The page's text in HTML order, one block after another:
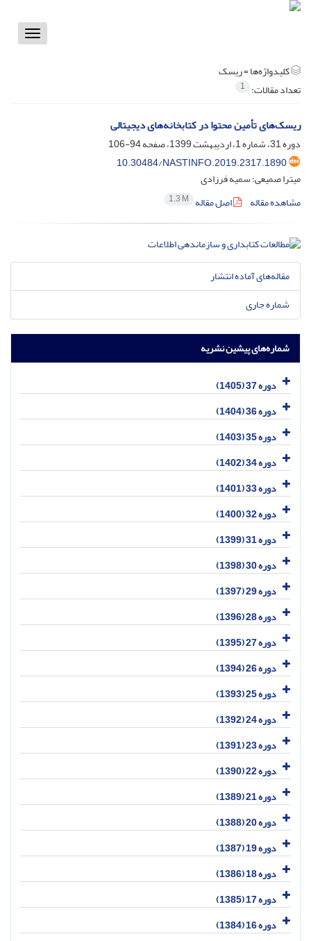
Toggle
کلیدواژه‌ها =ریسک
تعداد مقالات: 1
ریسک‌های تأمین محتوا در کتابخانه‌های دیجیتالی
دوره 31، شماره 1، اردیبهشت 1399، صفحه
94-106
10.30484/NASTINFO.2019.2317.1890
میترا صمیعی؛ سمیه فرزادی
مشاهده مقاله
اصل مقاله 1.3 M
مقاله‌های آماده انتشار
شماره جاری
شماره‌های پیشین نشریه
دوره 37 (1405)
دوره 36 (1404)
دوره 35 (1403)
دوره 34 (1402)
دوره 33 (1401)
دوره 32 (1400)
دوره 31 (1399)
دوره 30 (1398)
دوره 29 (1397)
دوره 28 (1396)
دوره 27 (1395)
دوره 26 (1394)
دوره 25 (1393)
دوره 24 (1392)
دوره 23 (1391)
دوره 22 (1390)
دوره 21 (1389)
دوره 20 (1388)
دوره 19 (1387)
دوره 18 (1386)
دوره 17 (1385)
دوره 16 (1384)